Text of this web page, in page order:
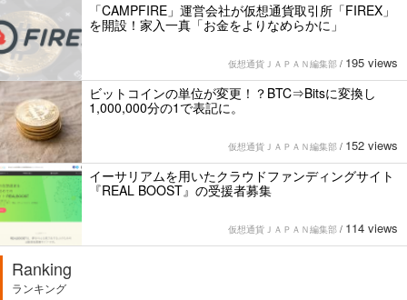
「CAMPFIRE」運営会社が仮想通貨取引所「FIREX」
を開設！家入一真「お金をよりなめらかに」
仮想通貨ＪＡＰＡＮ編集部 / 195 views
ビットコインの単位が変更！？BTC⇒Bitsに変換し
1,000,000分の1で表記に。
仮想通貨ＪＡＰＡＮ編集部 / 152 views
イーサリアムを用いたクラウドファンディングサイト
『REAL BOOST』の受援者募集
仮想通貨ＪＡＰＡＮ編集部 / 114 views
Ranking
ランキング